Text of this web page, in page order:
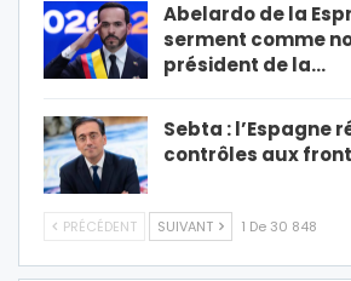
Abelardo de la
serment comme
président de la…
Sebta : l’Espagne
contrôles aux
PRÉCÉDENT SUIVANT 1 De 30 848